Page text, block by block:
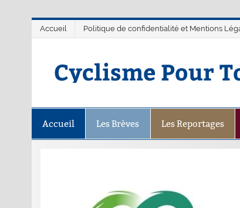
Accueil Politique de confidentialité et Mentions
Cyclisme Pour
Accueil Les Brèves Les Reportages